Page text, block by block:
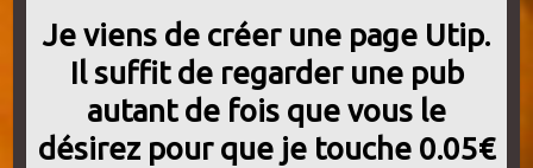
Je viens de créer une page Utip.
Il suffit de regarder une pub
autant de fois que vous le
désirez pour que je touche 0.05€